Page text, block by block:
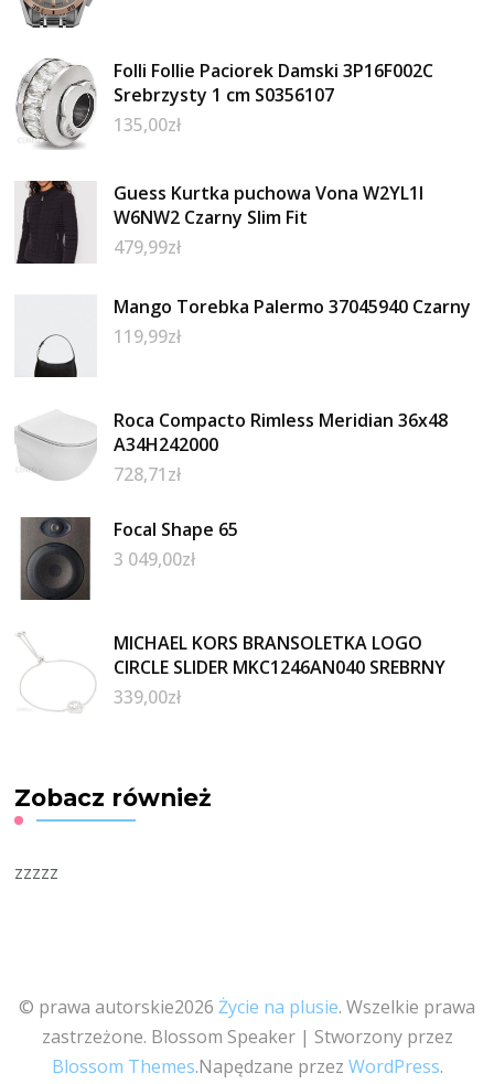
Folli Follie Paciorek Damski 3P16F002C
Srebrzysty 1 cm S0356107
135,00zł
Guess Kurtka puchowa Vona W2YL1I
W6NW2 Czarny Slim Fit
479,99zł
Mango Torebka Palermo 37045940 Czarny
119,99zł
Roca Compacto Rimless Meridian 36x48
A34H242000
728,71zł
Focal Shape 65
3 049,00zł
MICHAEL KORS BRANSOLETKA LOGO
CIRCLE SLIDER MKC1246AN040 SREBRNY
339,00zł
Zobacz również
zzzzz
© prawa autorskie2026 Życie na plusie. Wszelkie prawa
zastrzeżone. Blossom Speaker | Stworzony przez
Blossom Themes.Napędzane przez WordPress.